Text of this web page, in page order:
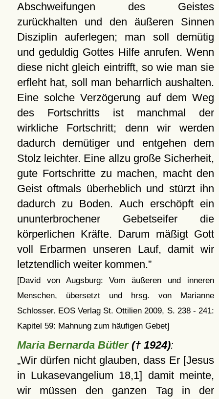
Abschweifungen des Geistes
zurückhalten und den äußeren Sinnen
Disziplin auferlegen; man soll demütig
und geduldig Gottes Hilfe anrufen. Wenn
diese nicht gleich eintrifft, so wie man sie
erfleht hat, soll man beharrlich aushalten.
Eine solche Verzögerung auf dem Weg
des Fortschritts ist manchmal der
wirkliche Fortschritt; denn wir werden
dadurch demütiger und entgehen dem
Stolz leichter. Eine allzu große Sicherheit,
gute Fortschritte zu machen, macht den
Geist oftmals überheblich und stürzt ihn
dadurch zu Boden. Auch erschöpft ein
ununterbrochener Gebetseifer die
körperlichen Kräfte. Darum mäßigt Gott
voll Erbarmen unseren Lauf, damit wir
letztendlich weiter kommen.
[David von Augsburg: Vom äußeren und inneren
Menschen, übersetzt und hrsg. von Marianne
Schlosser. EOS Verlag St. Ottilien 2009, S. 238 - 241:
Kapitel 59: Mahnung zum häufigen Gebet]
Maria Bernarda Bütler(† 1924):
Wir dürfen nicht glauben, dass Er [Jesus
in Lukasevangelium 18,1] damit meinte,
wir müssen den ganzen Tag in der